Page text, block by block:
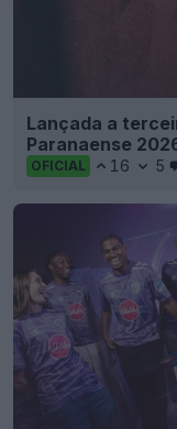
Lançada a
Paranaense
OFICIAL 16 5